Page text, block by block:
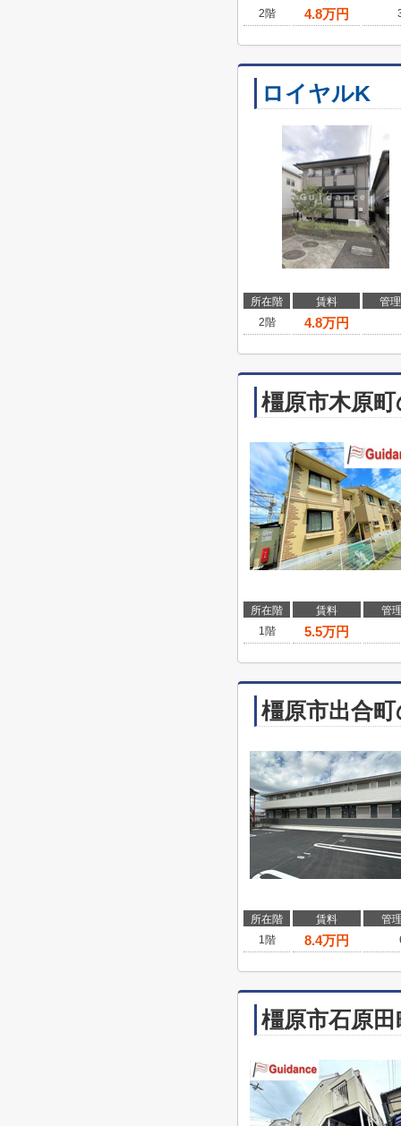
2階
4.8万円
ロイヤルK
所在階 賃料
管
2階
4.8万円
橿原市木原
所在階 賃料
管
1階
5.5万円
橿原市出合
所在階 賃料
管
1階
8.4万円
橿原市石原